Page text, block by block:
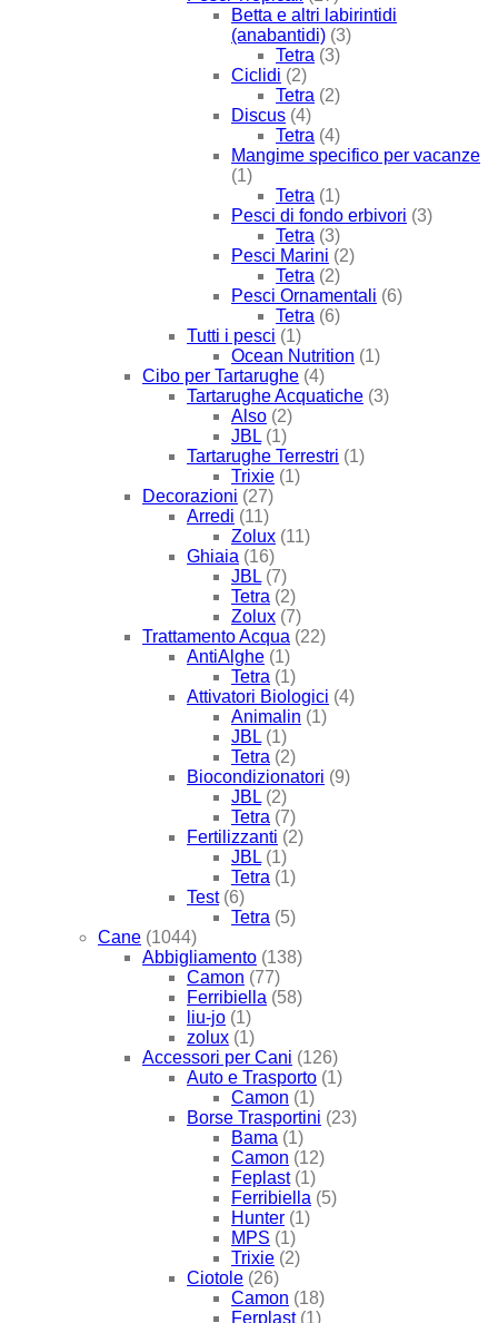
Betta e altri labirintidi
(anabantidi) (3)
Tetra (3)
Ciclidi (2)
Tetra (2)
Discus (4)
Tetra (4)
Mangime specifico per vacanze
(1)
Tetra (1)
Pesci di fondo erbivori (3)
Tetra (3)
Pesci Marini (2)
Tetra (2)
Pesci Ornamentali (6)
Tetra (6)
Tutti i pesci (1)
Ocean Nutrition (1)
Cibo per Tartarughe (4)
Tartarughe Acquatiche (3)
Also (2)
JBL (1)
Tartarughe Terrestri (1)
Trixie (1)
Decorazioni (27)
Arredi (11)
Zolux (11)
Ghiaia (16)
JBL (7)
Tetra (2)
Zolux (7)
Trattamento Acqua (22)
AntiAlghe (1)
Tetra (1)
Attivatori Biologici (4)
Animalin (1)
JBL (1)
Tetra (2)
Biocondizionatori (9)
JBL (2)
Tetra (7)
Fertilizzanti (2)
JBL (1)
Tetra (1)
Test (6)
Tetra (5)
Cane (1044)
Abbigliamento (138)
Camon (77)
Ferribiella (58)
liu-jo (1)
zolux (1)
Accessori per Cani (126)
Auto e Trasporto (1)
Camon (1)
Borse Trasportini (23)
Bama (1)
Camon (12)
Feplast (1)
Ferribiella (5)
Hunter (1)
MPS (1)
Trixie (2)
Ciotole (26)
Camon (18)
Ferplast (1)